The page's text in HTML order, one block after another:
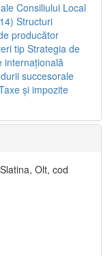
Consiliului Local
Structuri
producător
tipStrategia de
internaţională
succesorale
şi impozite
Olt, cod